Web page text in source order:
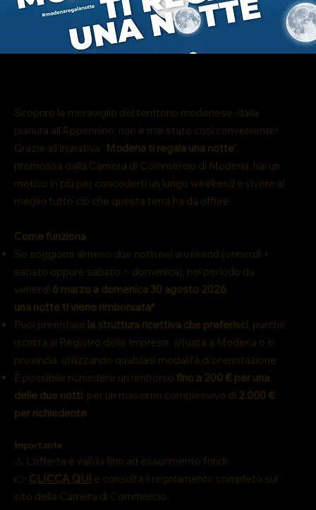
Scoprire le meraviglie del territorio modenese, dalla
pianura all’Appennino, non è mai stato così conveniente!
Grazie all’iniziativa “Modena ti regala una notte”,
promossa dalla Camera di Commercio di Modena, hai un
motivo in più per concederti un lungo weekend e vivere al
meglio tutto ciò che questa terra ha da offrire.
Come funziona
Se soggiorni almeno due notti nel weekend (venerdì +
sabato oppure sabato + domenica), nel periodo da
venerdì 6 marzo a domenica 30 agosto 2026,
una notte ti viene rimborsata*
Puoi prenotare la struttura ricettiva che preferisci, purché
iscritta al Registro delle Imprese, situata a Modena o in
provincia, utilizzando qualsiasi modalità di prenotazione
È possibile richiedere un rimborso fino a 200 € per una
delle due notti, per un massimo complessivo di 2.000 €
per richiedente
Importante
⚠️ L’offerta è valida fino ad esaurimento fondi
👉 CLICCA QUI e consulta il regolamento completo sul
sito della Camera di Commercio